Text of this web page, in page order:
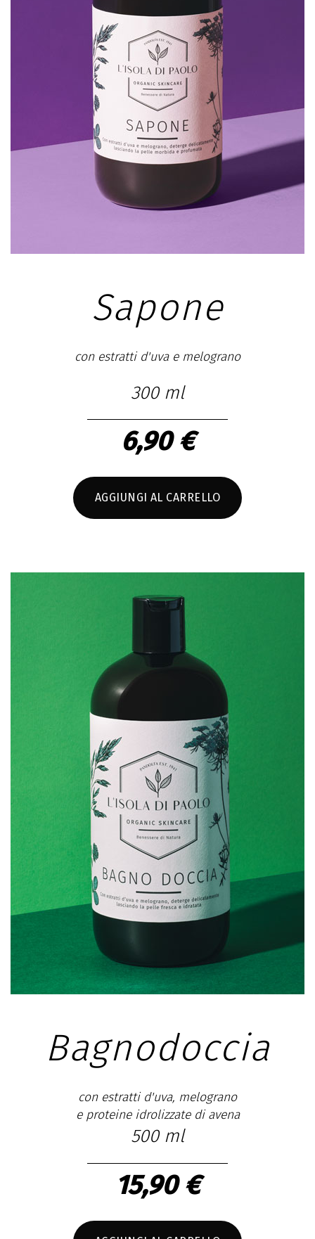
SCHEDA PRODOTTO
Sapone
con estratti d'uva e melograno
300 ml
6,90 €
AGGIUNGI AL CARRELLO
SCHEDA PRODOTTO
Bagnodoccia
con estratti d'uva, melograno
e proteine idrolizzate di avena
500 ml
15,90 €